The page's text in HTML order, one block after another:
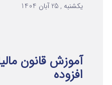
یکشنبه , 25 آبان 1404
آموزش قانون
افزوده